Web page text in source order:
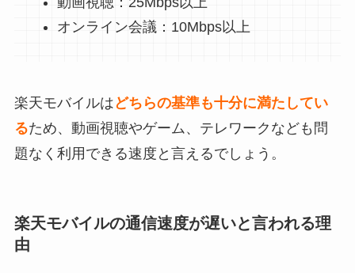
オンライン会議：10Mbps以上
楽天モバイルはどちらの基準も十分に満たしてい
るため、動画視聴やゲーム、テレワークなども問
題なく利用できる速度と言えるでしょう。
楽天モバイルの通信速度が遅いと言われる理
由